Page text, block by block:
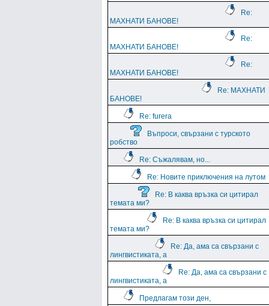
Re:
МАХНАТИ БАНОВЕ!
Re:
МАХНАТИ БАНОВЕ!
Re:
МАХНАТИ БАНОВЕ!
Re: МАХНАТИ
БАНОВЕ!
Re: furera
Въпроси, свързани с турското
робство
Re: Съжалявам, но...
Re: Новите приключения на лутом
Re: В каква връзка си цитирал
темата ми?
Re: В каква връзка си цитирал
темата ми?
Re: Да, ама са свързани с
лингвистиката, а
Re: Да, ама са свързани с
лингвистиката, а
Предлагам този ден,